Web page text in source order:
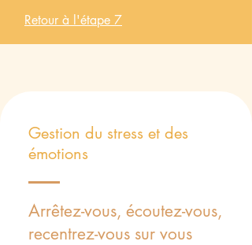
Retour à l'étape 7
Gestion du stress et des
émotions
Arrêtez-vous, écoutez-vous,
recentrez-vous sur vous